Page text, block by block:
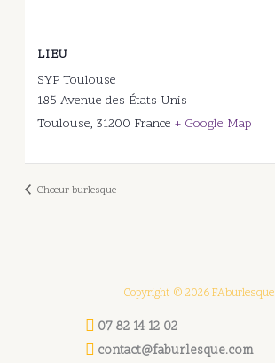
LIEU
SYP Toulouse
185 Avenue des États-Unis
Toulouse, 31200 France + Google Map
Chœur burlesque
Copyright © 2026 FAburlesque
07 82 14 12 02
contact@faburlesque.com